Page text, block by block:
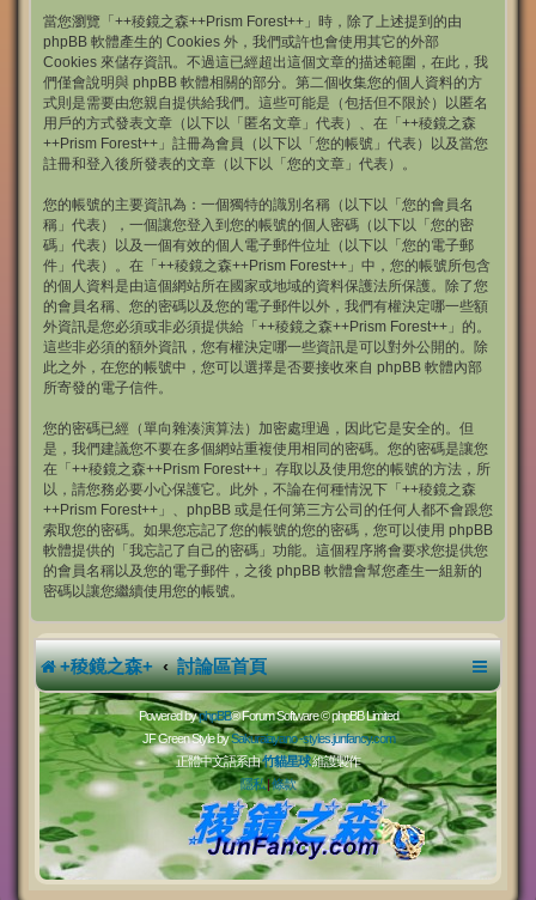
當您瀏覽「++稜鏡之森++Prism Forest++」時，除了上述提到的由
phpBB 軟體產生的 Cookies 外，我們或許也會使用其它的外部
Cookies 來儲存資訊。不過這已經超出這個文章的描述範圍，在此，我
們僅會說明與 phpBB 軟體相關的部分。第二個收集您的個人資料的方
式則是需要由您親自提供給我們。這些可能是（包括但不限於）以匿名
用戶的方式發表文章（以下以「匿名文章」代表）、在「++稜鏡之森
++Prism Forest++」註冊為會員（以下以「您的帳號」代表）以及當您
註冊和登入後所發表的文章（以下以「您的文章」代表）。
您的帳號的主要資訊為：一個獨特的識別名稱（以下以「您的會員名
稱」代表），一個讓您登入到您的帳號的個人密碼（以下以「您的密
碼」代表）以及一個有效的個人電子郵件位址（以下以「您的電子郵
件」代表）。在「++稜鏡之森++Prism Forest++」中，您的帳號所包含
的個人資料是由這個網站所在國家或地域的資料保護法所保護。除了您
的會員名稱、您的密碼以及您的電子郵件以外，我們有權決定哪一些額
外資訊是您必須或非必須提供給「++稜鏡之森++Prism Forest++」的。
這些非必須的額外資訊，您有權決定哪一些資訊是可以對外公開的。除
此之外，在您的帳號中，您可以選擇是否要接收來自 phpBB 軟體內部
所寄發的電子信件。
您的密碼已經（單向雜湊演算法）加密處理過，因此它是安全的。但
是，我們建議您不要在多個網站重複使用相同的密碼。您的密碼是讓您
在「++稜鏡之森++Prism Forest++」存取以及使用您的帳號的方法，所
以，請您務必要小心保護它。此外，不論在何種情況下「++稜鏡之森
++Prism Forest++」、phpBB 或是任何第三方公司的任何人都不會跟您
索取您的密碼。如果您忘記了您的帳號的您的密碼，您可以使用 phpBB
軟體提供的「我忘記了自己的密碼」功能。這個程序將會要求您提供您
的會員名稱以及您的電子郵件，之後 phpBB 軟體會幫您產生一組新的
密碼以讓您繼續使用您的帳號。
+稜鏡之森+ 討論區首頁
Powered byphpBB® Forum Software © phpBB Limited
JF Green Style bySakuraiayano -styles.junfancy.com
正體中文語系由竹貓星球維護製作
隱私|條款